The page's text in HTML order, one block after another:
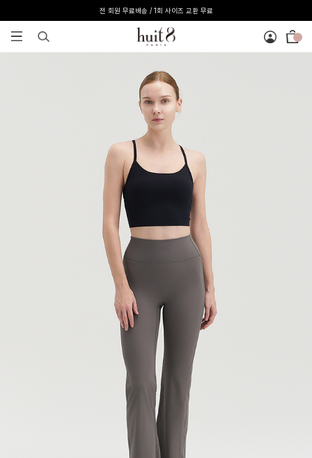
[온라인 익스클루시브] 온라인 회원 단독 40%